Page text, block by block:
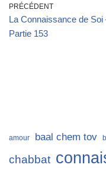
PRÉCÉDENT
La Connaissance de Soi
Partie 153
amour baal chem tov
chabbat